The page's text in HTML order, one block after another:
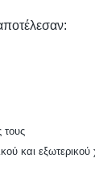
τους
και